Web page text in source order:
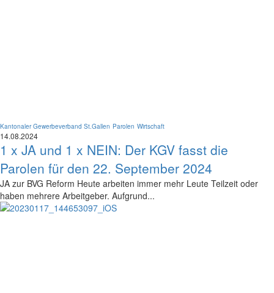
Kantonaler Gewerbeverband St.Gallen Parolen Wirtschaft
14.08.2024
1 x JA und 1 x NEIN: Der KGV fasst die
Parolen für den 22. September 2024
JA zur BVG Reform Heute arbeiten immer mehr Leute Teilzeit oder
haben mehrere Arbeitgeber. Aufgrund...